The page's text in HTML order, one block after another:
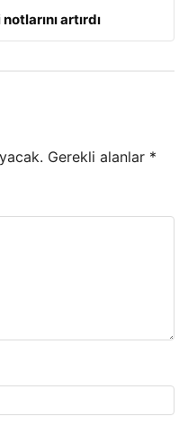
artırdı
Gerekli alanlar *